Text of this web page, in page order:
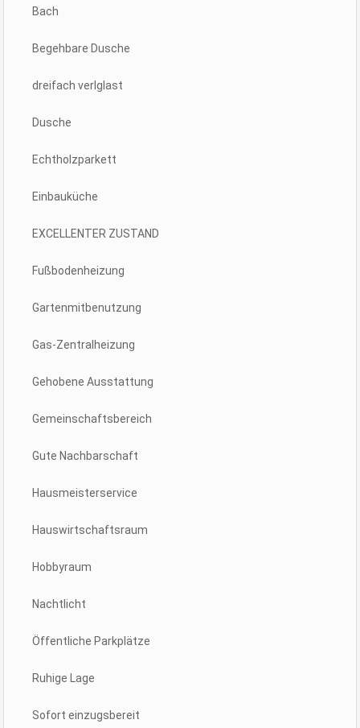
Bach
Begehbare Dusche
dreifach verlglast
Dusche
Echtholzparkett
Einbauküche
EXCELLENTER ZUSTAND
Fußbodenheizung
Gartenmitbenutzung
Gas-Zentralheizung
Gehobene Ausstattung
Gemeinschaftsbereich
Gute Nachbarschaft
Hausmeisterservice
Hauswirtschaftsraum
Hobbyraum
Nachtlicht
Öffentliche Parkplätze
Ruhige Lage
Sofort einzugsbereit